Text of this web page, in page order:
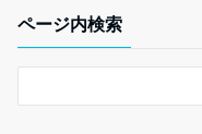
ページ内検索